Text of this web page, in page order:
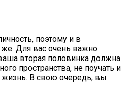
поэтому и в
Для вас очень важно
вторая половинка должна
пространства, не поучать и
жизнь. В свою очередь, вы